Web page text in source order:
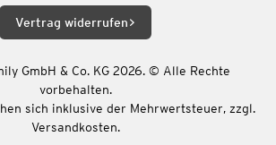
Vertrag widerrufen
GmbH & Co. KG 2026. © Alle Rechte
vorbehalten.
sich inklusive der Mehrwertsteuer, zzgl.
Versandkosten.